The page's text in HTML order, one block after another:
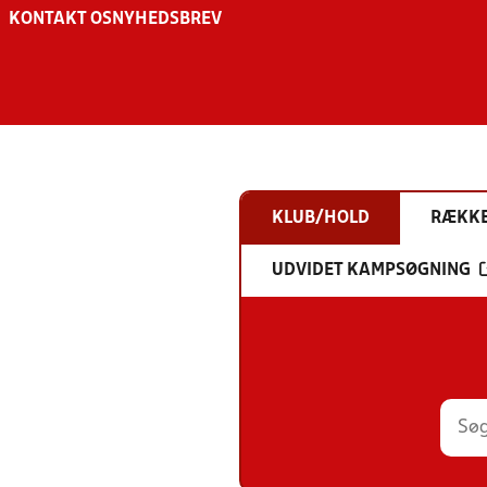
KONTAKT OS NYHEDSBREV
KLUB/HOLD
UDVIDET KAMPSØGNING